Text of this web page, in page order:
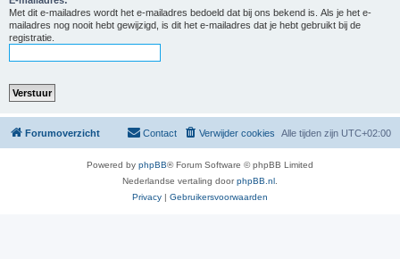
Met dit e-mailadres wordt het e-mailadres bedoeld dat bij ons bekend is. Als je het e-
mailadres nog nooit hebt gewijzigd, is dit het e-mailadres dat je hebt gebruikt bij de
registratie.
Forumoverzicht Alle tijden zijn UTC+02:00
Verwijder cookies
Contact
Powered by phpBB® Forum Software © phpBB Limited
Nederlandse vertaling doorphpBB.nl
Privacy | Gebruikersvoorwaarden